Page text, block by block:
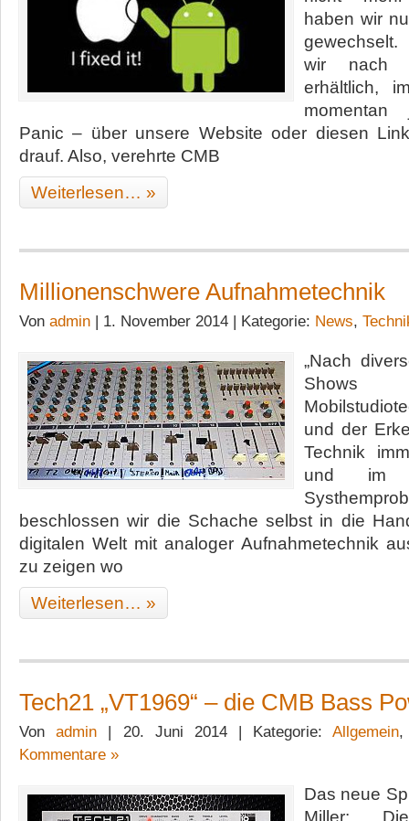
haben wir
wir nach
erhältlich,
momentan
Panic – über unsere Website oder diesen
drauf. Also, verehrte CMB
Weiterlesen… »
Millionenschwere Aufnahmetechnik
Von admin | 1. November 2014 | Kategorie: News,
„Nach
Shows
und der
Technik
und im
beschlossen wir die Schache selbst in die
digitalen Welt mit analoger Aufnahmetechnik
zu zeigen wo
Weiterlesen… »
Tech21 „VT1969“ – die CMB Bass
Vonadmin | 20. Juni 2014 | Kategorie:Allgemein
Kommentare »
Das neue
Miller: Die